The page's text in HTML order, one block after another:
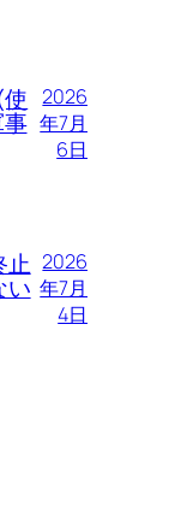
2026
年7月
6日
止
い
2026
年7月
4日